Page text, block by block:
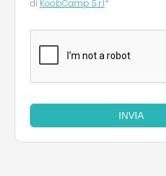
di KoobCamp S.r.l*
INVIA